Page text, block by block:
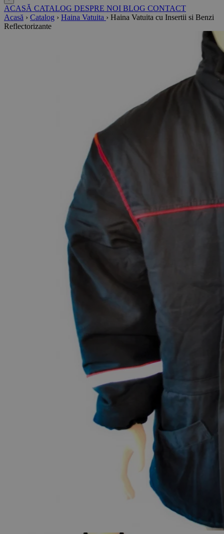
ACASĂ CATALOG DESPRE NOI BLOG CONTACT
Acasă › Catalog › Haina Vatuita › Haina Vatuita cu Insertii si Benzi
Reflectorizante